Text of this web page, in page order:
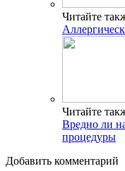
Читайте
Читайте
Вредно ли
процедуры
Добавить комментарий